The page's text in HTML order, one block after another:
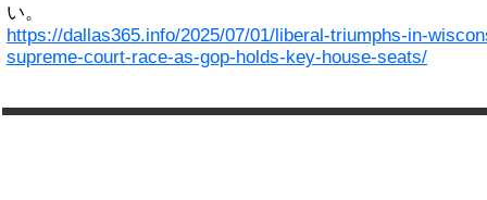
い。
https://dallas365.info/2025/07/01/liberal-triumphs-in-
supreme-court-race-as-gop-holds-key-house-seats/